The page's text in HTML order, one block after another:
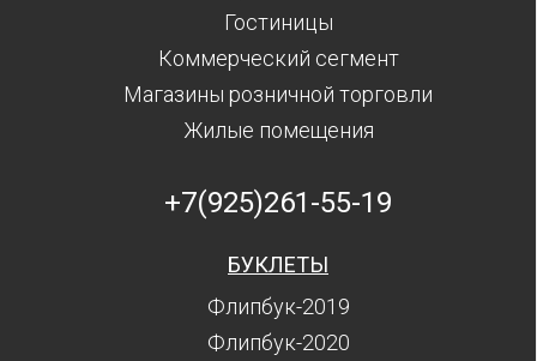
Гостиницы
Коммерческий сегмент
Магазины розничной торговли
Жилые помещения
+7(925)261-55-19
БУКЛЕТЫ
Флипбук-2019
Флипбук-2020